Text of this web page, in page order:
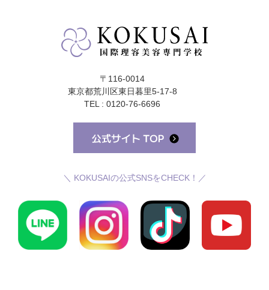
〒116-0014
東京都荒川区東日暮里5-17-8
TEL : 0120-76-6696
＼ KOKUSAIの公式SNSをCHECK！／